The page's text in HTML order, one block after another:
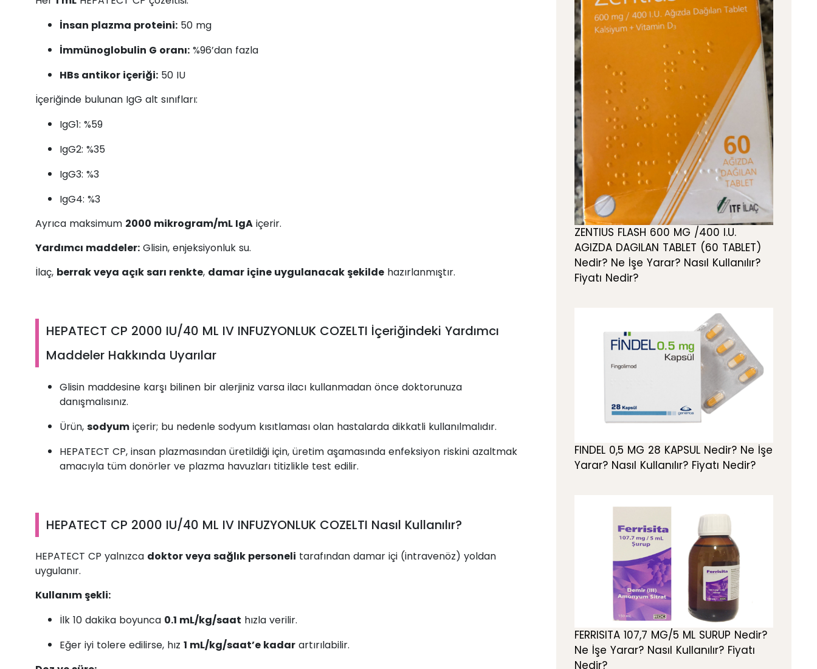
İnsan plazma proteini: 50 mg
İmmünoglobulin G oranı: %96’dan fazla
HBs antikor içeriği: 50 IU
İçeriğinde bulunan IgG alt sınıfları:
IgG1: %59
IgG2: %35
IgG3: %3
IgG4: %3
Ayrıca maksimum 2000 mikrogram/mL IgA içerir.
Yardımcı maddeler: Glisin, enjeksiyonluk su.
İlaç, berrak veya açık sarı renkte, damar içine uygulanacak şekilde hazırlanmıştır.
HEPATECT CP 2000 IU/40 ML IV INFUZYONLUK COZELTI İçeriğindeki Yardımcı
Maddeler Hakkında Uyarılar
Glisin maddesine karşı bilinen bir alerjiniz varsa ilacı kullanmadan önce doktorunuza
danışmalısınız.
Ürün, sodyum içerir; bu nedenle sodyum kısıtlaması olan hastalarda dikkatli kullanılmalıdır.
HEPATECT CP, insan plazmasından üretildiği için, üretim aşamasında enfeksiyon riskini azaltmak
amacıyla tüm donörler ve plazma havuzları titizlikle test edilir.
HEPATECT CP 2000 IU/40 ML IV INFUZYONLUK COZELTI Nasıl Kullanılır?
HEPATECT CP yalnızca doktor veya sağlık personeli tarafından damar içi (intravenöz) yoldan
uygulanır.
Kullanım şekli:
İlk 10 dakika boyunca 0.1 mL/kg/saat hızla verilir.
Eğer iyi tolere edilirse, hız 1 mL/kg/saat’e kadar artırılabilir.
ZENTIUS FLASH 600 MG /400 I.U.
AGIZDA DAGILAN TABLET (60 TABLET)
Nedir? Ne İşe Yarar? Nasıl Kullanılır?
Fiyatı Nedir?
FINDEL 0,5 MG 28 KAPSUL Nedir? Ne İşe
Yarar? Nasıl Kullanılır? Fiyatı Nedir?
FERRISITA 107,7 MG/5 ML SURUP Nedir?
Ne İşe Yarar? Nasıl Kullanılır? Fiyatı
Nedir?